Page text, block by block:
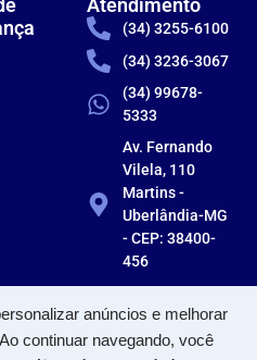
anúncios e melhorar
continuar navegando, você
Atendimento
(34) 3255-6100
(34) 3236-3067
(34) 99678-
5333
Av. Fernando
Vilela, 110
Martins -
Uberlândia-MG
- CEP: 38400-
456